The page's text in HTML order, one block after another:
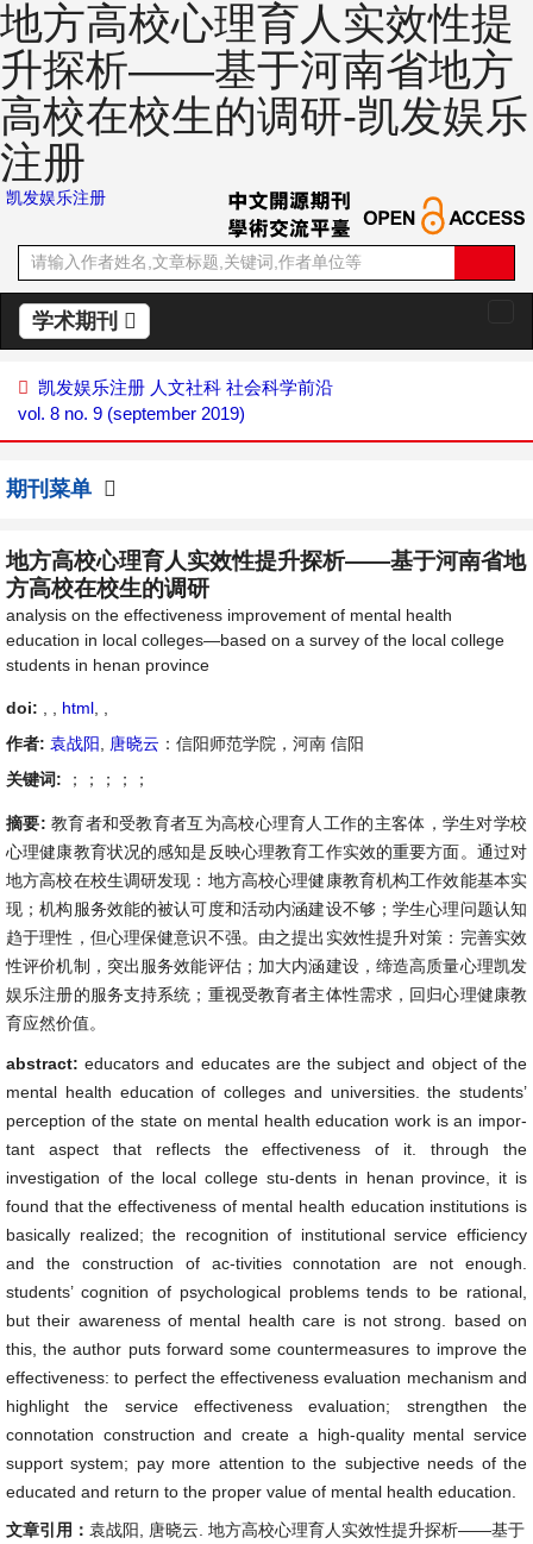
地方高校心理育人实效性提
升探析——基于河南省地方
高校在校生的调研-凯发娱乐
注册
凯发娱乐注册
学术期刊
换
凯发娱乐注册 人文社科 社会科学前沿
vol. 8 no. 9 (september 2019)
期刊菜单
地方高校心理育人实效性提升探析——基于河南省地
方高校在校生的调研
analysis on the effectiveness improvement of mental health
education in local colleges—based on a survey of the local college
students in henan province
doi: html
作者: 袁战阳 唐晓云 ：信阳师范学院，河南 信阳
关键词:
；；；；；
摘要: 教育者和受教育者互为高校心理育人工作的主客体，学生对学校
心理健康教育状况的感知是反映心理教育工作实效的重要方面。通过对
地方高校在校生调研发现：地方高校心理健康教育机构工作效能基本实
现；机构服务效能的被认可度和活动内涵建设不够；学生心理问题认知
趋于理性，但心理保健意识不强。由之提出实效性提升对策：完善实效
性评价机制，突出服务效能评估；加大内涵建设，缔造高质量心理凯发
娱乐注册的服务支持系统；重视受教育者主体性需求，回归心理健康教
育应然价值。
abstract:educators and educates are the subject and object of the
mental health education of colleges and universities. the students’
perception of the state on mental health education work is an impor-
tant aspect that reflects the effectiveness of it. through the
investigation of the local college stu-dents in henan province, it is
found that the effectiveness of mental health education institutions is
basically realized; the recognition of institutional service efficiency
and the construction of ac-tivities connotation are not enough.
students’ cognition of psychological problems tends to be rational,
but their awareness of mental health care is not strong. based on
this, the author puts forward some countermeasures to improve the
effectiveness: to perfect the effectiveness evaluation mechanism and
highlight the service effectiveness evaluation; strengthen the
connotation construction and create a high-quality mental service
support system; pay more attention to the subjective needs of the
educated and return to the proper value of mental health education.
文章引用： 袁战阳, 唐晓云. 地方高校心理育人实效性提升探析——基于